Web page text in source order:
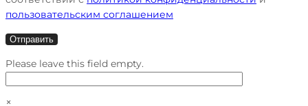
пользовательским соглашением
Please leave this field empty.
×